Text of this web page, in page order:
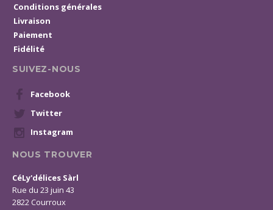
Conditions générales
Livraison
Paiement
Fidélité
SUIVEZ-NOUS
Facebook
Twitter
Instagram
NOUS TROUVER
CéLy'délices Sàrl
Rue du 23 juin 43
2822 Courroux